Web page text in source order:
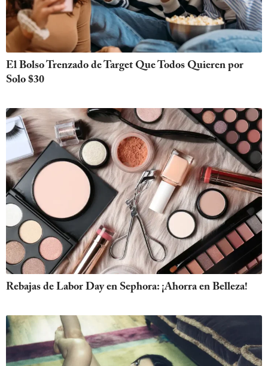
El Bolso Trenzado de Target Que Todos Quieren por
Solo $30
Rebajas de Labor Day en Sephora: ¡Ahorra en Belleza!